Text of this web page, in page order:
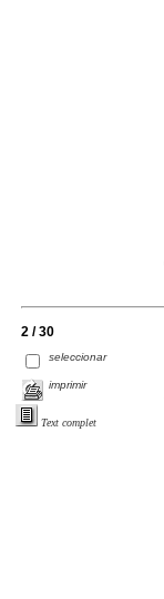
2 / 30
seleccionar
imprimir
Text complet